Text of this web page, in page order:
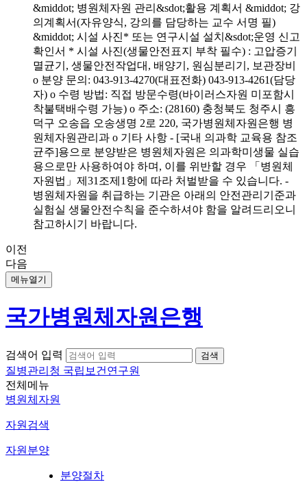
&middot; 병원체자원 관리&sdot;활용 계획서 &middot; 강
의계획서(자유양식, 강의를 담당하는 교수 서명 필)
&middot; 시설 사진* 또는 연구시설 설치&sdot;운영 신고
확인서 * 시설 사진(생물안전표지 부착 필수) : 고압증기
멸균기, 생물안전작업대, 배양기, 원심분리기, 보관장비
o 분양 문의: 043-913-4270(대표전화) 043-913-4261(담당
자) o 수령 방법: 직접 방문수령(바이러스자원 미포함시
착불택배수령 가능) o 주소: (28160) 충청북도 청주시 흥
덕구 오송읍 오송생명 2로 220, 국가병원체자원은행 병
원체자원관리과 o 기타 사항 - [국내 의과학 교육용 참조
균주]용으로 분양받은 병원체자원은 의과학미생물 실습
용으로만 사용하여야 하며, 이를 위반할 경우 「병원체
자원법」제31조제1항에 따라 처벌받을 수 있습니다. -
병원체자원을 취급하는 기관은 아래의 안전관리기준과
실험실 생물안전수칙을 준수하셔야 함을 알려드리오니
참고하시기 바랍니다.
이전
다음
메뉴열기
국가병원체자원은행
검색어 입력
질병관리청 국립보건연구원
전체메뉴
병원체자원
자원검색
자원분양
분양절차